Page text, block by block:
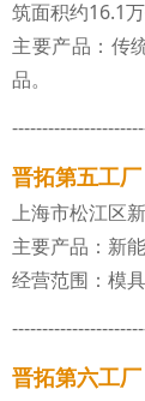
筑面积约16.1
主要产品：传
品。
晋拓第五工厂
上海市松江区
主要产品：新
经营范围：模
晋拓第六工厂